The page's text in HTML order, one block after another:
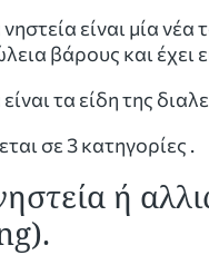
είναι μία
βάρους και έχει
τα είδη της
σε 3 κατηγορίες .
ή